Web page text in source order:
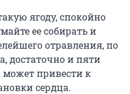
ягоду, спокойно
ее собирать и
отравления, по
достаточно и пяти
может привести к
сердца.